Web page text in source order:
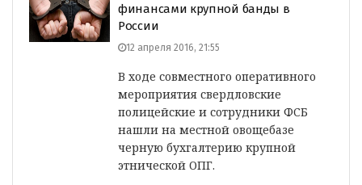
финансами крупной банды в
России
12 апреля 2016, 21:55
В ходе совместного оперативного
мероприятия свердловские
полицейские и сотрудники ФСБ
нашли на местной овощебазе
черную бухгалтерию крупной
этнической ОПГ.